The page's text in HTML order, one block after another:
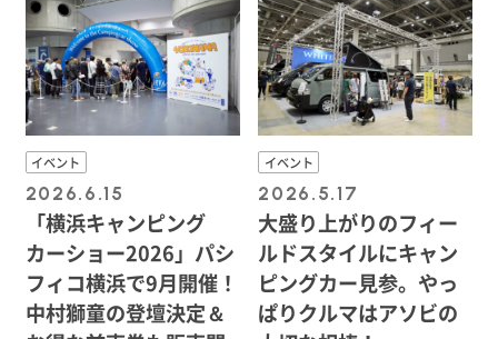
イベント
2026.6.15
「横浜キャンピング
カーショー2026」パシ
フィコ横浜で9月開催！
中村獅童の登壇決定＆
イベント
2026.5.17
大盛り上がりのフィー
ルドスタイルにキャン
ピングカー見参。やっ
ぱりクルマはアソビの